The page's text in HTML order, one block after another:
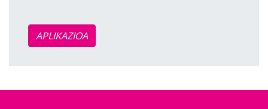
APLIKAZIOA